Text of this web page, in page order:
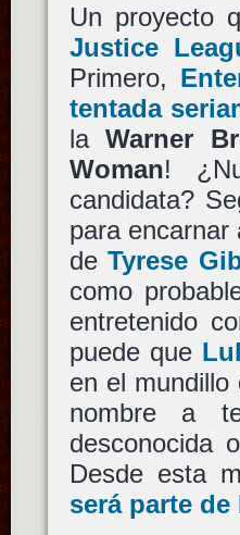
Un proyecto
Justice
Primero,
tentada
laWarner
Woman!
candidata?
para encarnar
deTyrese
como
entretenido
puede que
en el mundillo
nombre a
desconocida
Desde esta
será parte